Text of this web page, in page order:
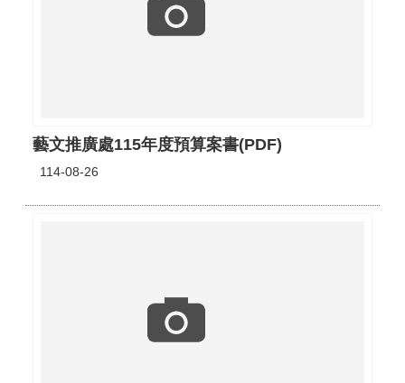
藝文推廣處115年度預算案書(PDF)
114-08-26